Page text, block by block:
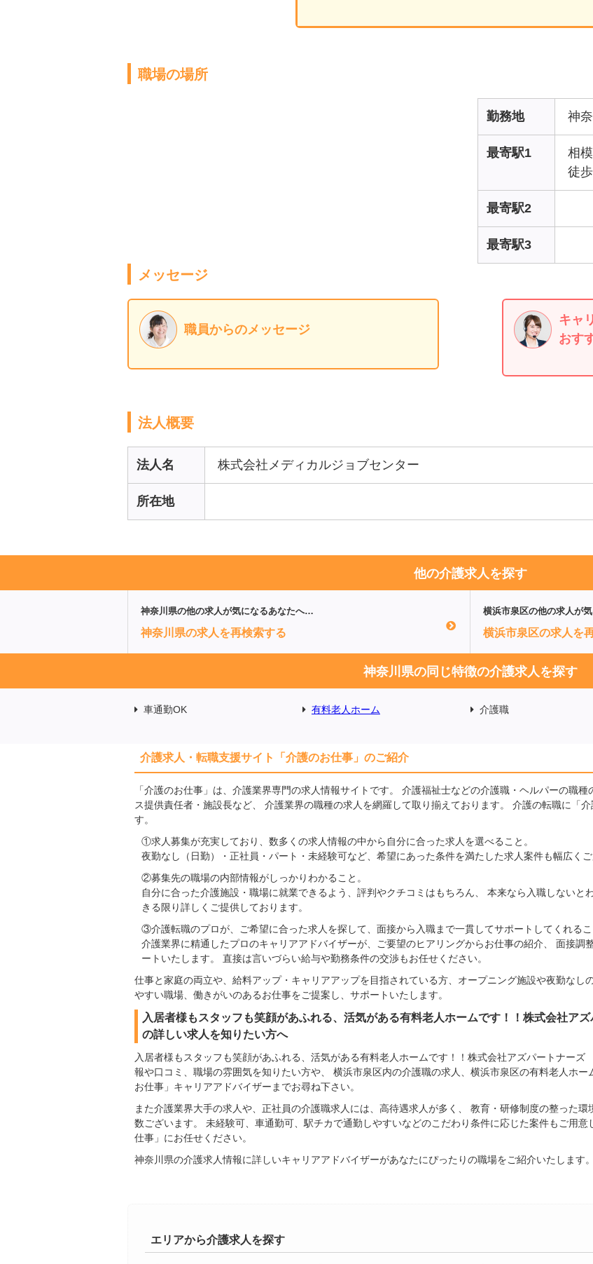
職場の場所
勤務地 神
最寄駅1
相
徒
最寄駅2
最寄駅3
メッセージ
職員からのメッセージ
キャ
おす
法人概要
法人名 株式会社メディカルジョブセンター
所在地
他の介護求人を探す
神奈川県の他の求人が気になるあなたへ…
神奈川県の求人を再検索する
横浜市泉区の他の求人が
横浜市泉区の求人を
神奈川県の同じ特徴の介護求人を探す
車通勤OK 有料老人ホーム 介護職
介護求人・転職支援サイト「介護のお仕事」のご紹介
「介護のお仕事」は、介護業界専門の求人情報サイトです。 介護福祉士などの介護職・ヘルパーの職
ス提供責任者・施設長など、 介護業界の職種の求人を網羅して取り揃えております。 介護の転職に「
す。
①求人募集が充実しており、数多くの求人情報の中から自分に合った求人を選べること。
夜勤なし（日勤）・正社員・パート・未経験可など、希望にあった条件を満たした求人案件も幅広くご
②募集先の職場の内部情報がしっかりわかること。
自分に合った介護施設・職場に就業できるよう、評判やクチコミはもちろん、 本来なら入職しないと
きる限り詳しくご提供しております。
③介護転職のプロが、ご希望に合った求人を探して、面接から入職まで一貫してサポートしてくれるこ
介護業界に精通したプロのキャリアアドバイザーが、ご要望のヒアリングからお仕事の紹介、 面接調
ートいたします。 直接は言いづらい給与や勤務条件の交渉もお任せください。
仕事と家庭の両立や、給料アップ・キャリアアップを目指されている方、オープニング施設や夜勤なし
やすい職場、働きがいのあるお仕事をご提案し、サポートいたします。
入居者様もスタッフも笑顔があふれる、活気がある有料老人ホームです！！株式会社ア
の詳しい求人を知りたい方へ
入居者様もスタッフも笑顔があふれる、活気がある有料老人ホームです！！株式会社アズパートナー
報や口コミ、職場の雰囲気を知りたい方や、 横浜市泉区内の介護職の求人、横浜市泉区の有料老人ホ
お仕事」キャリアアドバイザーまでお尋ね下さい。
また介護業界大手の求人や、正社員の介護職求人には、高待遇求人が多く、 教育・研修制度の整った
数ございます。 未経験可、車通勤可、駅チカで通勤しやすいなどのこだわり条件に応じた案件もご用
仕事」にお任せください。
神奈川県の介護求人情報に詳しいキャリアアドバイザーがあなたにぴったりの職場をご紹介いたします。
エリアから介護求人を探す